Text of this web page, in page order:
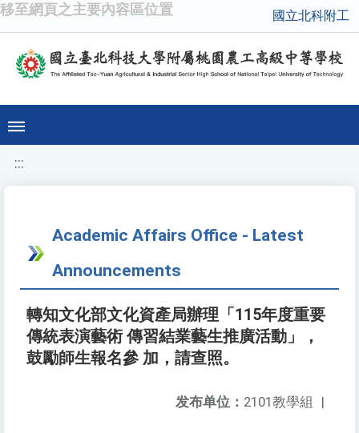
移至網頁之主要內容區位置 國立北科附工
:::
Academic Affairs Office - Latest
Announcements
轉知文化部文化資產局辦理「115年度重要
傳統表演藝術 傳習結業藝生推廣活動」，
鼓勵師生報名參 加，請查照。
发布单位： 2101教學組 |